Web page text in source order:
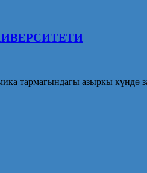
тармагындагы азыркы күндө